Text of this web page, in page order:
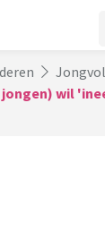
wil